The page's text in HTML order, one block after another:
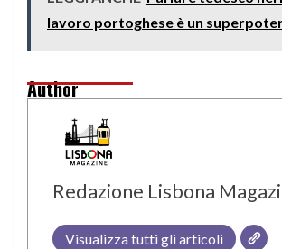
lavoro portoghese è un
Author
Redazione Lisbona
Visualizza tutti gli articoli